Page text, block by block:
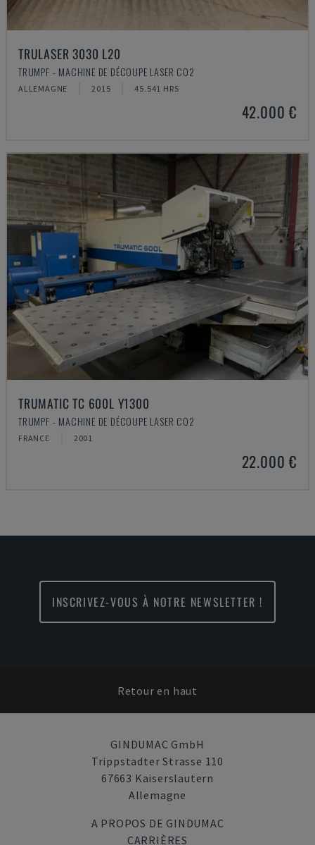
TRULASER 3030 L20
TRUMPF - MACHINE DE DÉCOUPE LASER CO2
ALLEMAGNE 2015 45.541 HRS
42.000 €
TRUMATIC TC 600L Y1300
TRUMPF - MACHINE DE DÉCOUPE LASER CO2
FRANCE 2001
22.000 €
INSCRIVEZ-VOUS À NOTRE NEWSLETTER !
Retour en haut
GINDUMAC GmbH
Trippstadter Strasse 110
67663 Kaiserslautern
Allemagne
A PROPOS DE GINDUMAC
CARRIÈRES